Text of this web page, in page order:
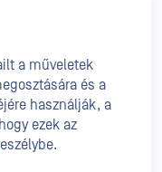
a műveletek
és a
használják, a
ezek az